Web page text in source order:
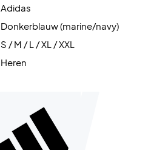
Adidas
Donkerblauw (marine/navy)
S / M / L / XL / XXL
Heren